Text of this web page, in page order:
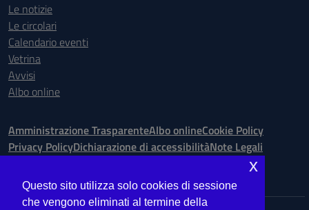
Le notizie
Le circolari
Calendario eventi
Vetrina
Avvisi
Albo online
Amministrazione TrasparenteAlbo onlineCookie Policy
Privacy PolicyDichiarazione di accessibilitàNote Legali
Questo sito utilizza solo cookies di sessione
che vengono eliminati al termine della
x